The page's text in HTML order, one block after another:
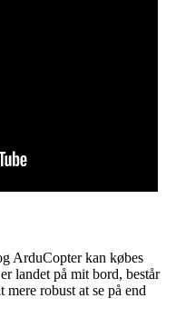
ArduCopter kan købes
landet på mit bord, består
mere robust at se på end